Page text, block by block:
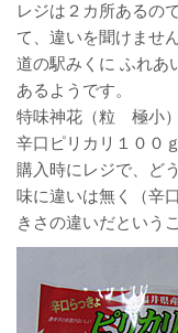
レジは２カ所あるの
て、違いを聞けませ
道の駅みくに ふれあ
あるようです。
特味神花（粒 極小
辛口ピリカリ１００
購入時にレジで、ど
味に違いは無く（辛
きさの違いだという